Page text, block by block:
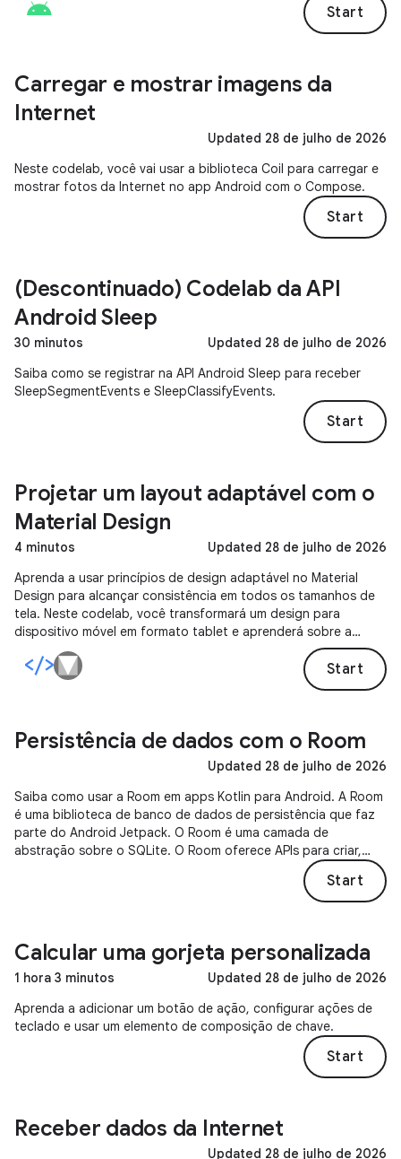
Start
Carregar e mostrar imagens da
Internet
Updated 28 de julho de 2026
Neste codelab, você vai usar a biblioteca Coil para carregar e
mostrar fotos da Internet no app Android com o Compose.
Start
(Descontinuado) Codelab da API
Android Sleep
30 minutos
Updated 28 de julho de 2026
Saiba como se registrar na API Android Sleep para receber
SleepSegmentEvents e SleepClassifyEvents.
Start
Projetar um layout adaptável com o
Material Design
4 minutos
Updated 28 de julho de 2026
Aprenda a usar princípios de design adaptável no Material
Design para alcançar consistência em todos os tamanhos de
tela. Neste codelab, você transformará um design para
dispositivo móvel em formato tablet e aprenderá sobre a
grade responsiva, os padrões de composição adaptáveis e os
componentes corretos.
Start
Persistência de dados com o Room
Updated 28 de julho de 2026
Saiba como usar a Room em apps Kotlin para Android. A Room
é uma biblioteca de banco de dados de persistência que faz
parte do Android Jetpack. O Room é uma camada de
abstração sobre o SQLite. O Room oferece APIs para criar,
Start
Calcular uma gorjeta personalizada
1 hora 3 minutos
Updated 28 de julho de 2026
Aprenda a adicionar um botão de ação, configurar ações de
teclado e usar um elemento de composição de chave.
Start
Receber dados da Internet
Updated 28 de julho de 2026